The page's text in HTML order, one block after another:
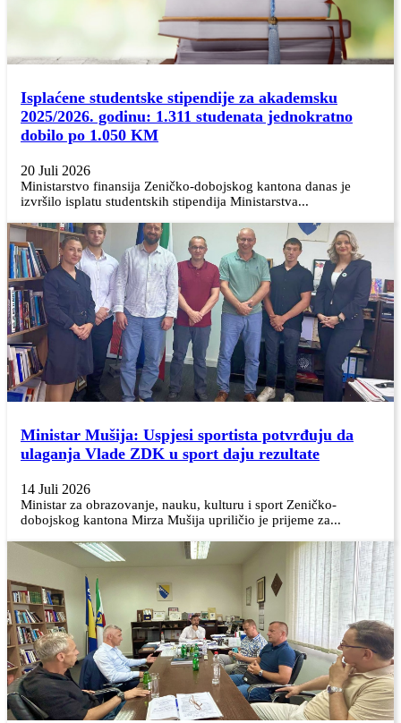
Isplaćene studentske stipendije za akademsku
2025/2026. godinu: 1.311 studenata jednokratno
dobilo po 1.050 KM
20 Juli 2026
Ministarstvo finansija Zeničko-dobojskog kantona danas je
izvršilo isplatu studentskih stipendija Ministarstva...
Ministar Mušija: Uspjesi sportista potvrđuju da
ulaganja Vlade ZDK u sport daju rezultate
14 Juli 2026
Ministar za obrazovanje, nauku, kulturu i sport Zeničko-
dobojskog kantona Mirza Mušija upriličio je prijeme za...